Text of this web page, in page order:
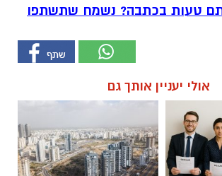
טעות בכתבה? נשמח שתשתפו
אולי יעניין אותך גם